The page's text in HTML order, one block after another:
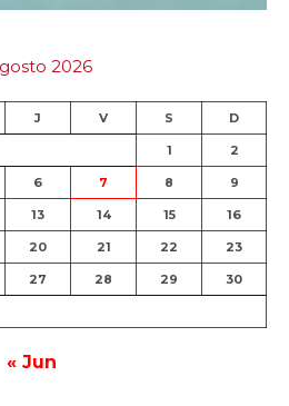
2026
J V S D
1 2
6 7 8 9
13 14 15 16
20 21 22 23
27 28 29 30
« Jun